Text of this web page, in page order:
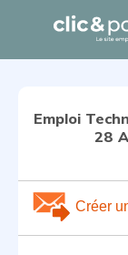
Emploi
28
Créer